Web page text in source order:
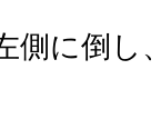
側に倒し